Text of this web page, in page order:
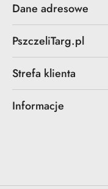
Dane adresowe
PszczeliTarg.pl
Strefa klienta
Informacje